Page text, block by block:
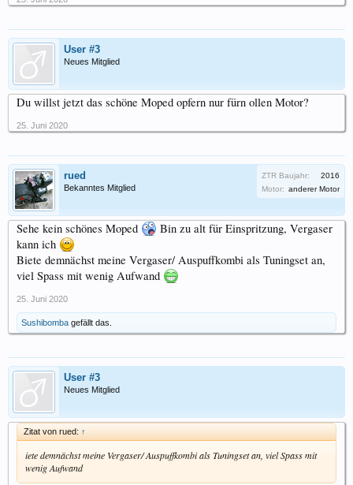
User #3
Neues Mitglied
Du willst jetzt das schöne Moped opfern nur fürn ollen Motor?
25. Juni 2020
rued
Bekanntes Mitglied
ZTR Baujahr:
2016
Motor: anderer Motor
Sehe kein schönes Moped
Bin zu alt für Einspritzung, Vergaser
kann ich
Biete demnächst meine Vergaser/ Auspuffkombi als Tuningset an,
viel Spass mit wenig Aufwand
25. Juni 2020
Sushibomba gefällt das.
User #3
Neues Mitglied
Zitat von rued: ↑
iete demnächst meine Vergaser/ Auspuffkombi als Tuningset an, viel Spass mit
wenig Aufwand